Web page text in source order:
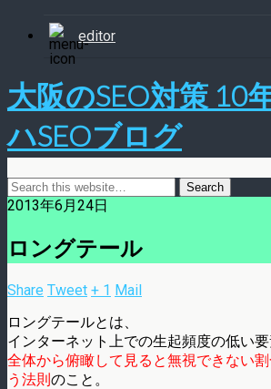
editor
大阪のSEO対策 10
ハSEOブログ
2013年6月24日
ロングテール
Share Tweet + 1 Mail
ロングテールとは、
インターネット上での生起頻度の低い要
全体から俯瞰して見ると無視できない
う法則のこと。